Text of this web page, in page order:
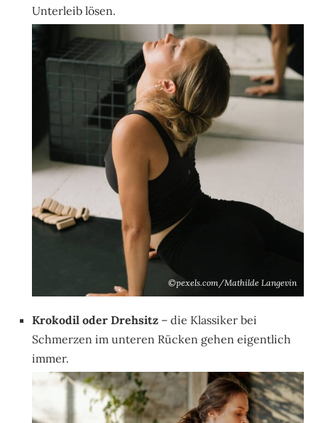
Unterleib lösen.
©pexels.com/Mathilde Langevin
Krokodil oder Drehsitz – die Klassiker bei
Schmerzen im unteren Rücken gehen eigentlich
immer.